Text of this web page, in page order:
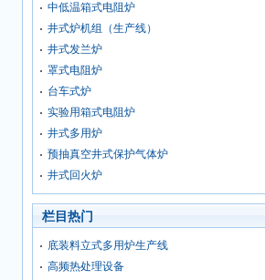
中低温箱式电阻炉
井式炉机组（生产线）
井式发兰炉
罩式电阻炉
台车式炉
实验用箱式电阻炉
井式多用炉
预抽真空井式保护气体炉
井式回火炉
栏目热门
底装料立式多用炉生产线
高频热处理设备